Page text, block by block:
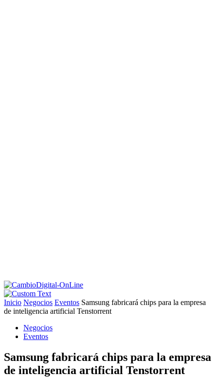
Inicio Negocios Eventos Samsung fabricará chips para la empresa
de inteligencia artificial Tenstorrent
Negocios
Eventos
Samsung fabricará chips para la empresa
de inteligencia artificial Tenstorrent